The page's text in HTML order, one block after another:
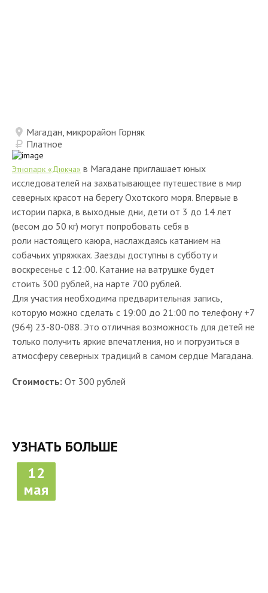
Этнопарк «Дюкча» в Магадане приглашает юных
исследователей на захватывающее путешествие в мир
северных красот на берегу Охотского моря. Впервые в
истории парка, в выходные дни, дети от 3 до 14 лет
(весом до 50 кг) могут попробовать себя в
роли настоящего каюра, наслаждаясь катанием на
собачьих упряжках. Заезды доступны в субботу и
воскресенье с 12:00. Катание на ватрушке будет
стоить 300 рублей, на нарте 700 рублей.
Для участия необходима предварительная запись,
которую можно сделать с 19:00 до 21:00 по телефону +7
(964) 23-80-088. Это отличная возможность для детей не
только получить яркие впечатления, но и погрузиться в
атмосферу северных традиций в самом сердце Магадана.
Стоимость: От 300 рублей
Магадан, микрорайон Горняк
Платное
УЗНАТЬ БОЛЬШЕ
12
мая